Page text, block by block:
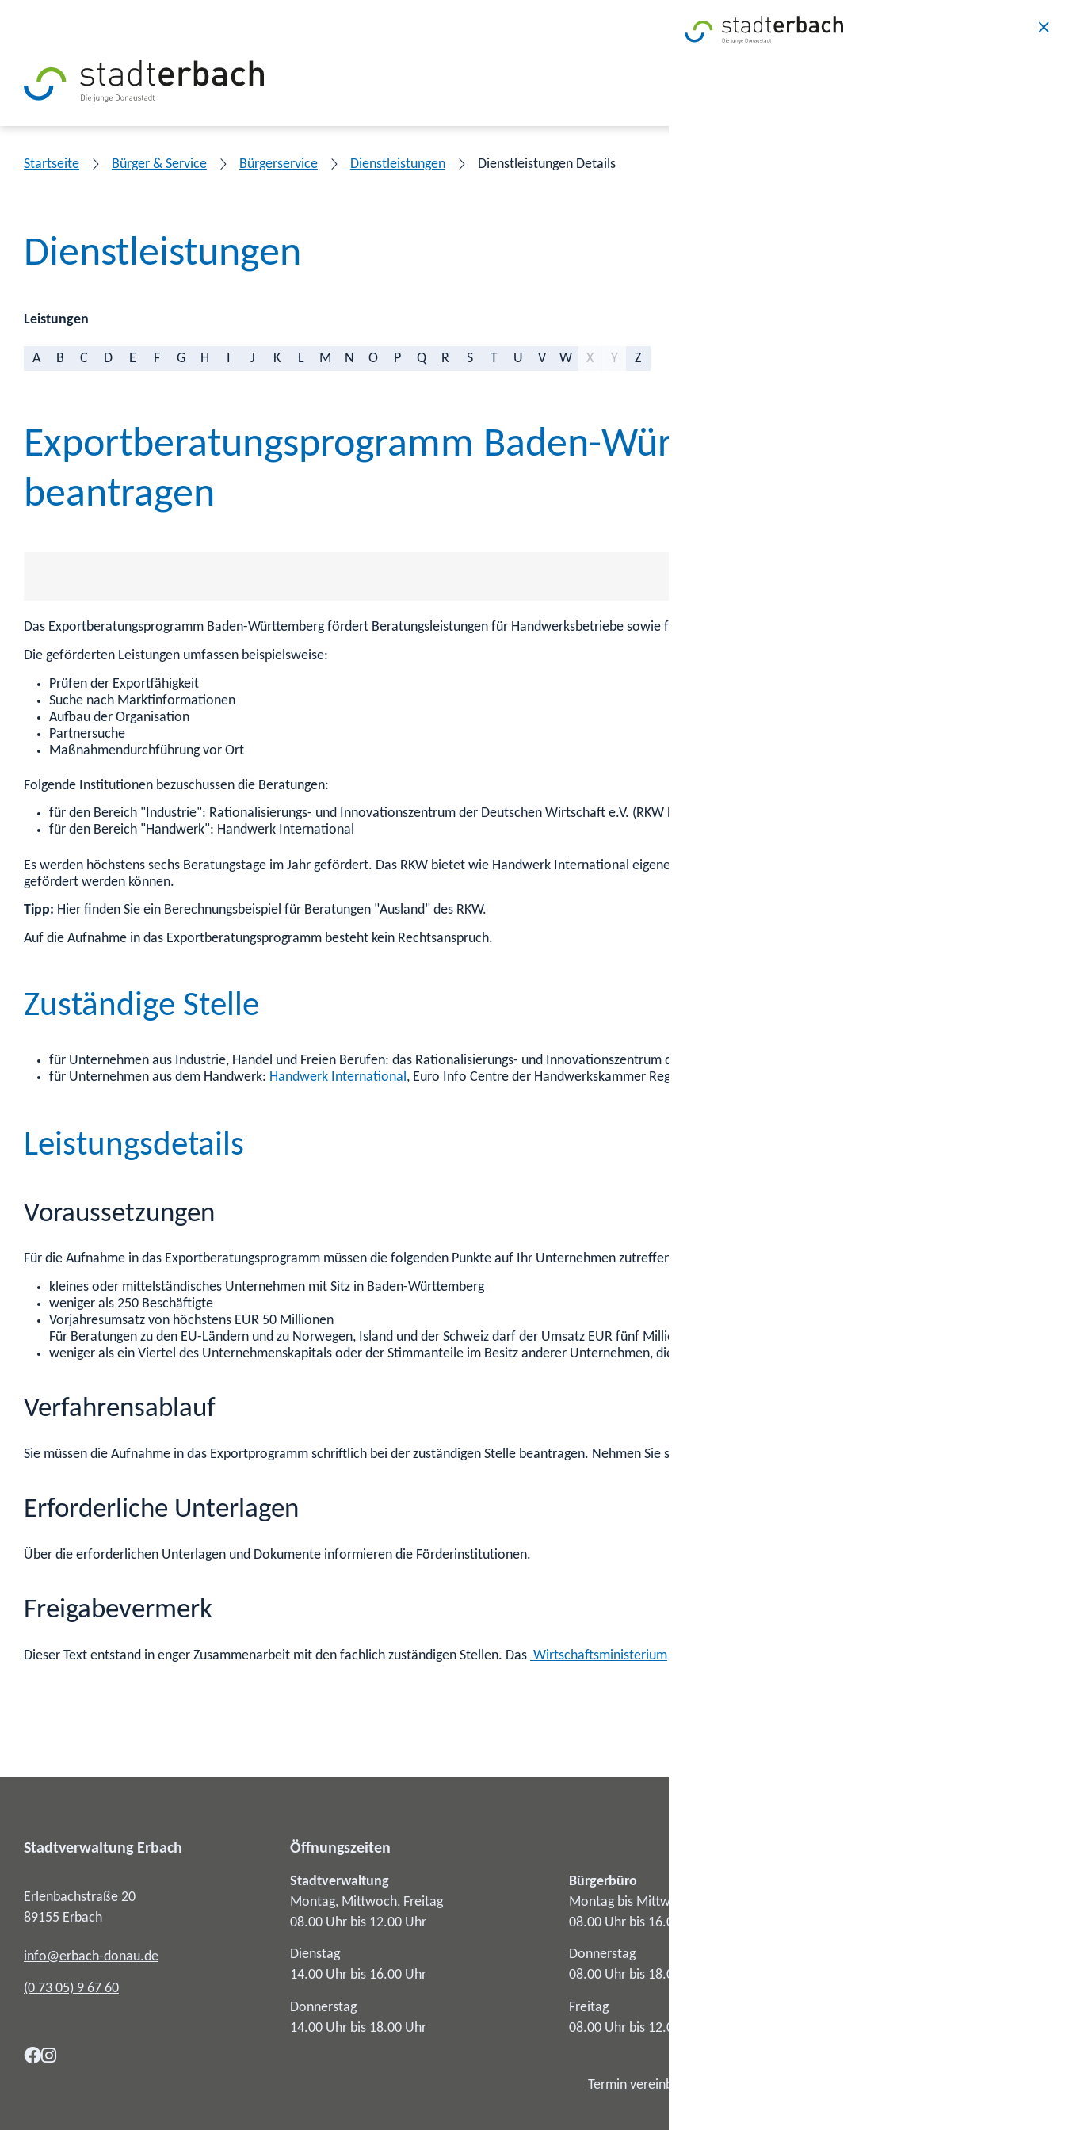
Startseite Bürger & Service Bürgerservice Dienstleistungen Dienstleistungen Details
Dienstleistungen
Leistungen
A B C D E F G H J K L M N O P Q R S T U V W X Y Z
Exportberatungsprogramm Baden-Württemberg - Aufnahme
beantragen
Das Exportberatungsprogramm Baden-Württemberg fördert Beratungsleistungen für Handwerksbetriebe sowie für kleine und mittelständische Unternehmen.
Die geförderten Leistungen umfassen beispielsweise:
Prüfen der Exportfähigkeit
Suche nach Marktinformationen
Aufbau der Organisation
Partnersuche
Maßnahmendurchführung vor Ort
Folgende Institutionen bezuschussen die Beratungen:
für den Bereich "Industrie": Rationalisierungs- und Innovationszentrum der Deutschen Wirtschaft e.V. (RKW Baden-Württemberg)
für den Bereich "Handwerk": Handwerk International
Es werden höchstens sechs Beratungstage im Jahr gefördert. Das RKW bietet wie Handwerk International eigene Beratungsleistungen an, die mit einem Landeszuschuss
gefördert werden können.
Tipp: Hier finden Sie ein Berechnungsbeispiel für Beratungen "Ausland" des RKW.
Auf die Aufnahme in das Exportberatungsprogramm besteht kein Rechtsanspruch.
Zuständige Stelle
für Unternehmen aus Industrie, Handel und Freien Berufen: das Rationalisierungs- und Innovationszentrum der Deutschen Wirtschaft e.V. (
für Unternehmen aus dem Handwerk: Handwerk International , Euro Info Centre der Handwerkskammer Region Stuttgart
Leistungsdetails
Voraussetzungen
Für die Aufnahme in das Exportberatungsprogramm müssen die folgenden Punkte auf Ihr Unternehmen zutreffen:
kleines oder mittelständisches Unternehmen mit Sitz in Baden-Württemberg
weniger als 250 Beschäftigte
Vorjahresumsatz von höchstens EUR 50 Millionen
Für Beratungen zu den EU-Ländern und zu Norwegen, Island und der Schweiz darf der Umsatz EUR fünf Millionen nicht überschreiten.
weniger als ein Viertel des Unternehmenskapitals oder der Stimmanteile im Besitz anderer Unternehmen, die diese Größenklasse übersteigen
Verfahrensablauf
Sie müssen die Aufnahme in das Exportprogramm schriftlich bei der zuständigen Stelle beantragen. Nehmen Sie schon im Vorfeld Kontakt auf, um die Einzelheiten zu klären.
Erforderliche Unterlagen
Über die erforderlichen Unterlagen und Dokumente informieren die Förderinstitutionen.
Freigabevermerk
Dieser Text entstand in enger Zusammenarbeit mit den fachlich zuständigen Stellen. Das Wirtschaftsministerium
Stadtverwaltung Erbach
Erlenbachstraße 20
89155 Erbach
info@erbach-donau.de
(0 73 05) 9 67 60
Öffnungszeiten
Stadtverwaltung
Montag, Mittwoch, Freitag
08.00 Uhr bis 12.00 Uhr
Dienstag
14.00 Uhr bis 16.00 Uhr
Donnerstag
14.00 Uhr bis 18.00 Uhr
Bürgerbüro
Montag bis Mittwoch
08.00 Uhr bis 16.00 Uhr
Donnerstag
08.00 Uhr bis 18.00 Uhr
Freitag
08.00 Uhr bis 12.00 Uhr
Termin vereinbaren